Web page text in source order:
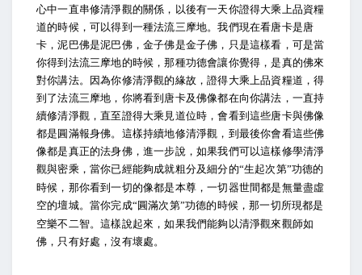
心中一直串修清淨觀的關係，以後有一天你證得大乘上品資糧
道的時候，可以得到一種法流三摩地。我們現在看唐卡是唐
卡，泥巴佛是泥巴佛，金子佛是金子佛，只是這樣看，可是當
你得到法流三摩地的時候，那種功德會讓你覺得，是真的佛來
對你講法。因為你修清淨觀的緣故，證得大乘上品資糧道，得
到了法流三摩地，你將看到唐卡及佛像都在向你講法，一直持
續修清淨觀，直至證得大乘見道位時，會看到這些唐卡與佛像
都是圓滿報身佛。這樣持續地修清淨觀，到最後你會看這些佛
像都是真正的法身佛，進一步說，如果我們可以這樣修學清淨
觀與密乘，當你已經能夠成就粗分及細分的“生起次第”功德的
時候，那你看到一切的像都是本尊，一切器世間都是無量盡虛
空的壇城。當你完成“圓滿次第”功德的時候，那一切所現都是
空樂不二智。這樣說起來，如果我們能夠以清淨觀來觀師如
佛，只有好處，沒有壞處。